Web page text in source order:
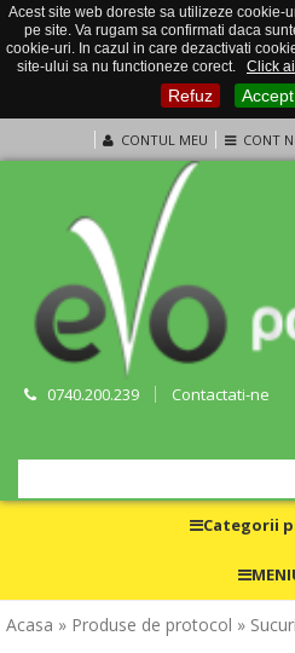
Acest site web doreste sa utilizeze cookie-
pe site. Va rugam sa confirmati daca
cookie-uri. In cazul in care dezactivati
site-ului sa nu functioneze corect.
Click
Refuz
CONTUL MEU CONT
0740.200.239 Contactati-ne
Categorii
Acasa » Produse de protocol »